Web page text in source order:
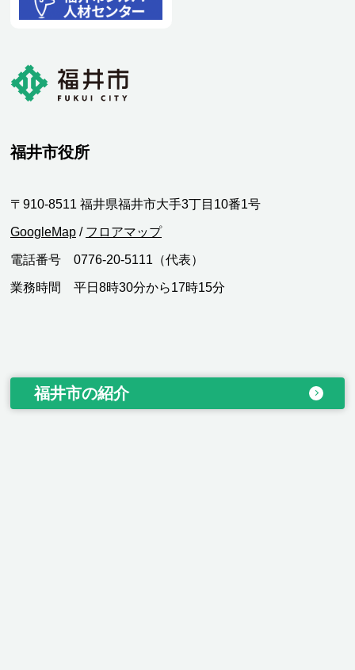
福井市役所
〒910-8511 福井県福井市大手3丁目10番1号
GoogleMap / フロアマップ
電話番号 0776-20-5111（代表）
業務時間 平日8時30分から17時15分
福井市の紹介